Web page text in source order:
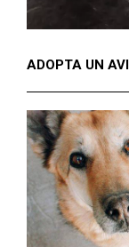
ADOPTA UN AVI